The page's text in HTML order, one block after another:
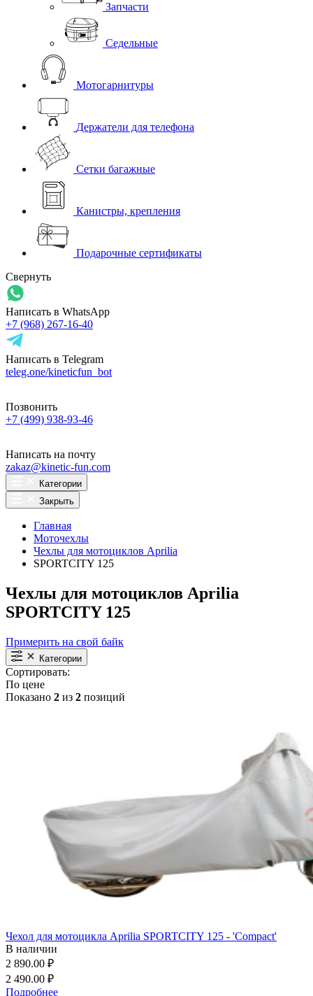
Запчасти
Седельные
Мотогарнитуры
Держатели для телефона
Сетки багажные
Канистры, крепления
Подарочные сертификаты
Свернуть
Написать в WhatsApp
+7 (968) 267-16-40
Написать в Telegram
teleg.one/kineticfun_bot
Позвонить
+7 (499) 938-93-46
Написать на почту
zakaz@kinetic-fun.com
Категории
Закрыть
Главная
Моточехлы
Чехлы для мотоциклов Aprilia
SPORTCITY 125
Чехлы для мотоциклов Aprilia
SPORTCITY 125
Примерить на свой байк
Категории
Сортировать:
По цене
Показано 2 из 2 позиций
Чехол для мотоцикла Aprilia SPORTCITY 125 - 'Compact'
В наличии
2 890.00 ₽
2 490.00 ₽
Подробнее